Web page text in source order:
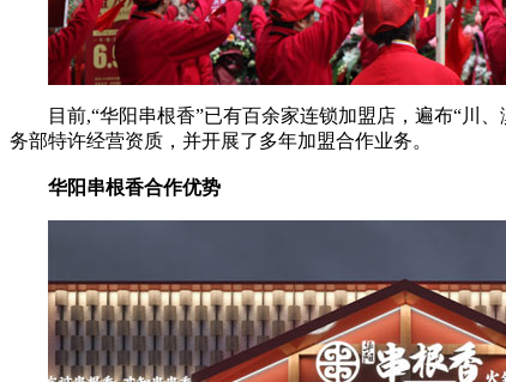
目前,“华阳串根香”已有百余家连锁加盟店，遍布“川
务部特许经营资质，并开展了多年加盟合作业务。
华阳串根香合作优势